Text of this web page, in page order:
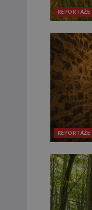
REPORTÁŽE
REPORTÁŽE